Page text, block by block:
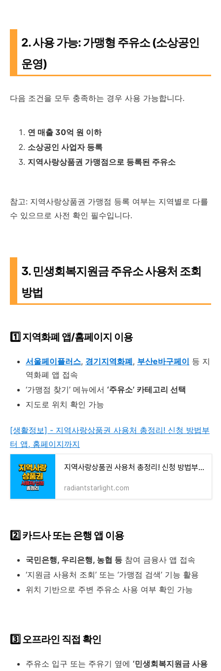
2. 사용 가능: 가맹형 주유소 (소상공인
운영)
다음 조건을 모두 충족하는 경우 사용 가능합니다.
연 매출 30억 원 이하
소상공인 사업자 등록
지역사랑상품권 가맹점으로 등록된 주유소
참고: 지역사랑상품권 가맹점 등록 여부는 지역별로 다를
수 있으므로 사전 확인 필수입니다.
3. 민생회복지원금 주유소 사용처 조회
방법
1️⃣ 지역화폐 앱/홈페이지 이용
서울페이플러스, 경기지역화폐, 부산e바구페이 등 지
역화폐 앱 접속
‘가맹점 찾기’ 메뉴에서 ‘주유소’ 카테고리 선택
지도로 위치 확인 가능
[생활정보] - 지역사랑상품권 사용처 총정리! 신청 방법부
터 앱, 홈페이지까지
지역사랑상품권 사용처 총정리! 신청 방법부터 앱, 홈페이지까지
radiantstarlight.com
2️⃣ 카드사 또는 은행 앱 이용
국민은행, 우리은행, 농협 등 참여 금융사 앱 접속
‘지원금 사용처 조회’ 또는 ‘가맹점 검색’ 기능 활용
위치 기반으로 주변 주유소 사용 여부 확인 가능
3️⃣ 오프라인 직접 확인
주유소 입구 또는 주유기 옆에 ‘민생회복지원금 사용